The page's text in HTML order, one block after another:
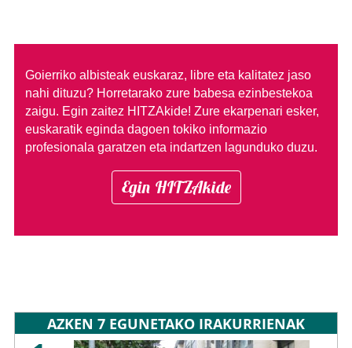
Goierriko albisteak euskaraz, libre eta kalitatez jaso
nahi dituzu? Horretarako zure babesa ezinbestekoa
zaigu. Egin zaitez HITZAkide! Zure ekarpenari esker,
euskaratik eginda dagoen tokiko informazio
profesionala garatzen eta indartzen lagunduko duzu.
Egin HITZAkide
AZKEN 7 EGUNETAKO IRAKURRIENAK